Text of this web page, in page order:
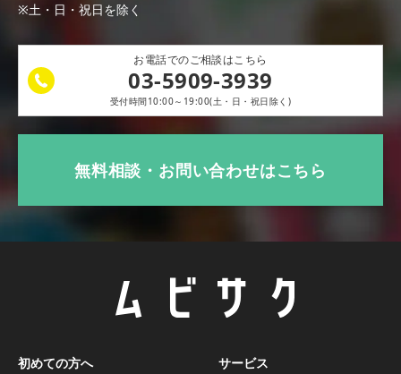
※土・日・祝日を除く
お電話でのご相談はこちら
03-5909-3939
受付時間10:00～19:00(土・日・祝日除く)
無料相談・お問い合わせはこちら
初めての方へ サービス